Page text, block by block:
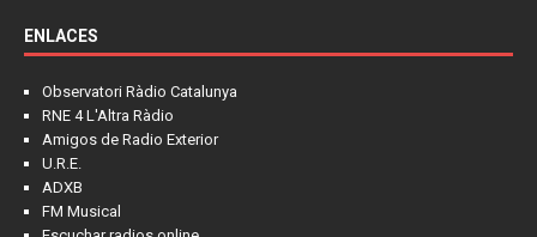
ENLACES
Observatori Ràdio Catalunya
RNE 4 L'Altra Ràdio
Amigos de Radio Exterior
U.R.E.
ADXB
FM Musical